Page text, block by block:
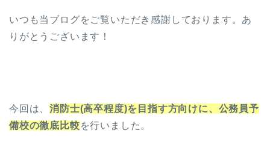
いつも当ブログをご覧いただき感謝しております。あ
りがとうございます！
今回は、消防士(高卒程度)を目指す方向けに、公務員予
備校の徹底比較を行いました。